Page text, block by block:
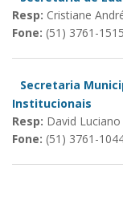
Resp: Cristiane
Fone: (51) 3761-1515
Secretaria
Institucionais
Resp: David
Fone: (51) 3761-